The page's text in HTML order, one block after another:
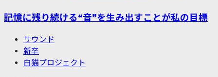
記憶に残り続ける“音”を生み出すことが私の目標
サウンド
新卒
白猫プロジェクト